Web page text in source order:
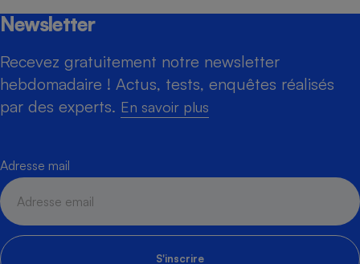
Newsletter
Recevez gratuitement notre newsletter
hebdomadaire ! Actus, tests, enquêtes réalisés
par des experts. En savoir plus
Adresse mail
S'inscrire